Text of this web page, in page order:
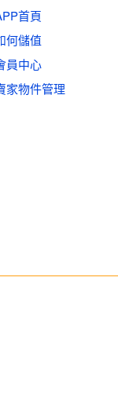
首頁
何儲值
員中心
家物件管理